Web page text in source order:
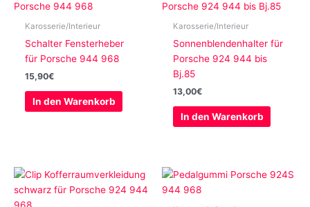
Karosserie/Interieur
Schalter Fensterheber
für Porsche 944 968
15,90€
In den Warenkorb
Karosserie/Interieur
Sonnenblendenhalter für
Porsche 924 944 bis
Bj.85
13,00€
In den Warenkorb